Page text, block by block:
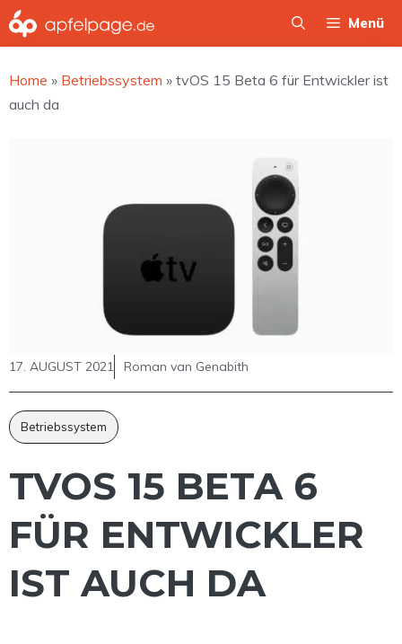
Zum
Inhalt
Menü
Home » Betriebssystem » tvOS 15 Beta 6 für Entwickler ist
auch da
17. AUGUST 2021 Roman van Genabith
Betriebssystem
TVOS 15 BETA 6
FÜR ENTWICKLER
IST AUCH DA